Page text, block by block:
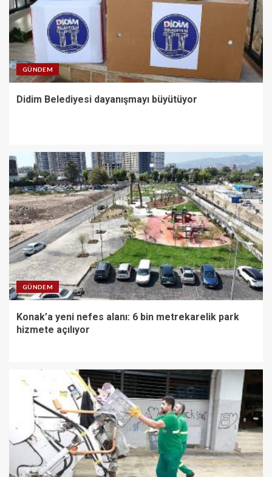
GÜNDEM
Didim Belediyesi dayanışmayı büyütüyor
GÜNDEM
Konak’a yeni nefes alanı: 6 bin metrekarelik park
hizmete açılıyor